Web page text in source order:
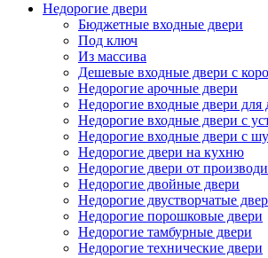
Недорогие двери
Бюджетные входные двери
Под ключ
Из массива
Дешевые входные двери с
Недорогие арочные двери
Недорогие входные двери для
Недорогие входные двери с
Недорогие входные двери с
Недорогие двери на кухню
Недорогие двери от
Недорогие двойные двери
Недорогие двустворчатые
Недорогие порошковые двери
Недорогие тамбурные двери
Недорогие технические двери